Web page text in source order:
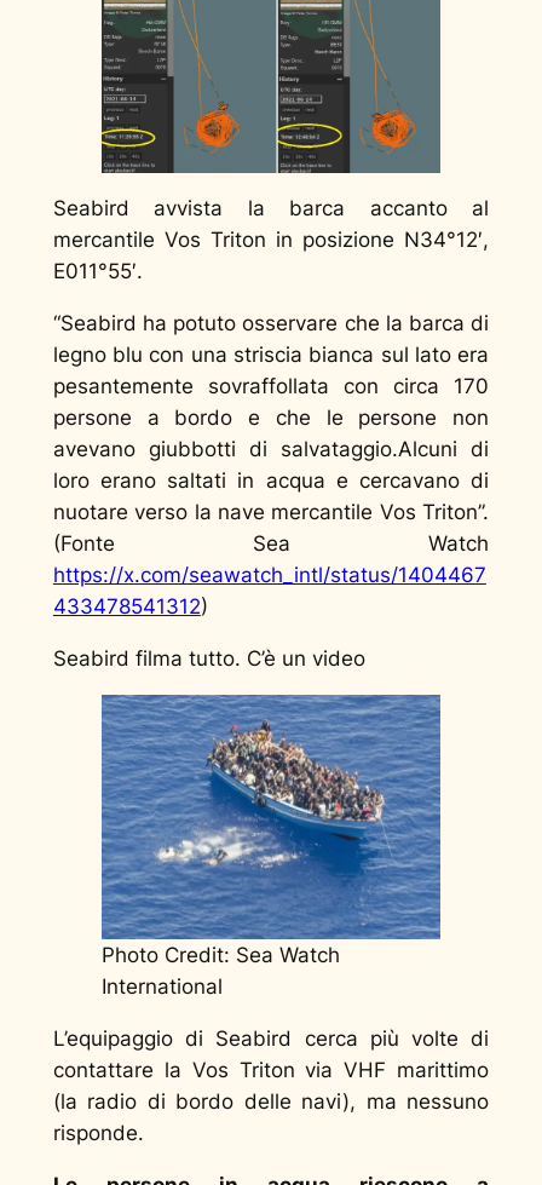
Seabird avvista la barca accanto al
mercantile Vos Triton in posizione N34°12′,
E011°55′.
“Seabird ha potuto osservare che la barca di
legno blu con una striscia bianca sul lato era
pesantemente sovraffollata con circa 170
persone a bordo e che le persone non
avevano giubbotti di salvataggio.Alcuni di
loro erano saltati in acqua e cercavano di
nuotare verso la nave mercantile Vos Triton”.
(Fonte Sea Watch
https://x.com/seawatch_intl/status/1404467
433478541312)
Seabird filma tutto. C’è un video
Photo Credit: Sea Watch
International
L’equipaggio di Seabird cerca più volte di
contattare la Vos Triton via VHF marittimo
(la radio di bordo delle navi), ma nessuno
risponde.